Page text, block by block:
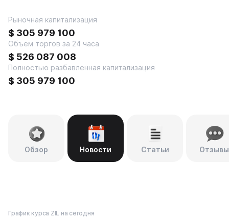
Рыночная капитализация
$ 305 979 100
Объем торгов за 24 часа
$ 526 087 008
Полностью разбавленная капитализация
$ 305 979 100
Обзор Новости Статьи Отзывы
График курса ZIL на сегодня